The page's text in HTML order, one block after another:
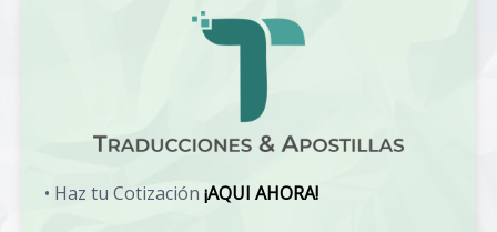
• Haz tu Cotización ¡AQUI AHORA!